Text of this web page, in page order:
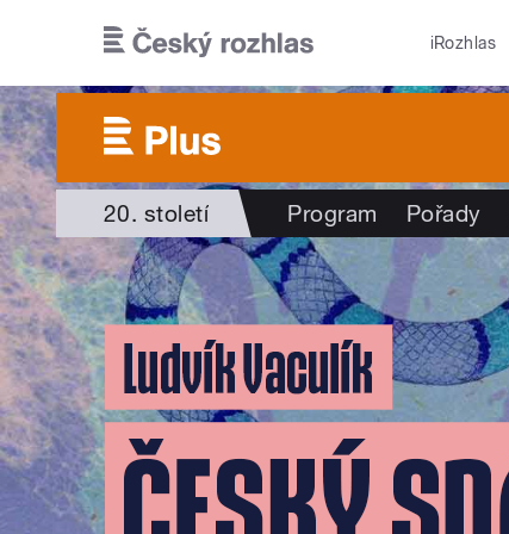
iRozhlas
20. století Program Pořady